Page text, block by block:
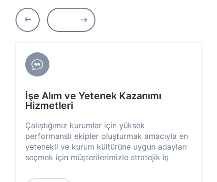
İşe Alım ve Yetenek Kazanımı
Hizmetleri
Çalıştığımız kurumlar için yüksek
performanslı ekipler oluşturmak amacıyla en
yetenekli ve kurum kültürüne uygun adayları
seçmek için müşterilerimizle stratejik iş